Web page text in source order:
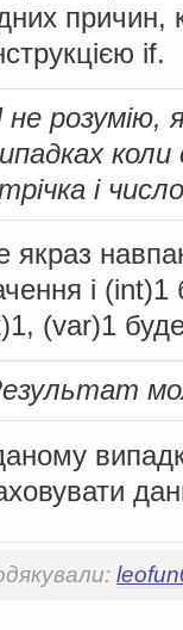
причин,
if.
не розумію,
і
якраз
і
(var)1